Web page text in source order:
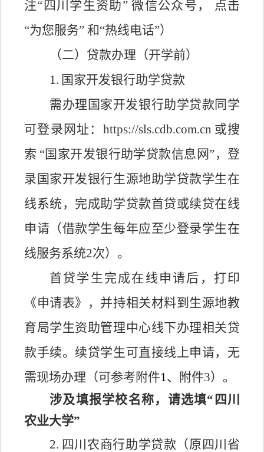
注“四川学生资助” 微信公众号， 点击
“为您服务” 和“热线电话”）
（二）贷款办理（开学前）
1. 国家开发银行助学贷款
需办理国家开发银行助学贷款同学
可登录网址： https://sls.cdb.com.cn 或搜
索 “国家开发银行助学贷款信息网”，登
录国家开发银行生源地助学贷款学生在
线系统，完成助学贷款首贷或续贷在线
申请（借款学生每年应至少登录学生在
线服务系统2次）。
首贷学生完成在线申请后，打印
《申请表》，并持相关材料到生源地教
育局学生资助管理中心线下办理相关贷
款手续。续贷学生可直接线上申请，无
需现场办理（可参考附件1、附件3）。
涉及填报学校名称，请选填“四川
农业大学”
2. 四川农商行助学贷款（原四川省